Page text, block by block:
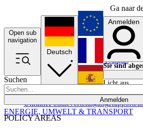
Ga naar
Open sub
navigation
Suchen
Anmelden
POLICY AREAS
UkrainePolitikVerteidigungRapporteur
Deutsch
English
Français
Anmelden
Sie sind
Licht aus
ENERGIE, UMWELT & TRANSPORT